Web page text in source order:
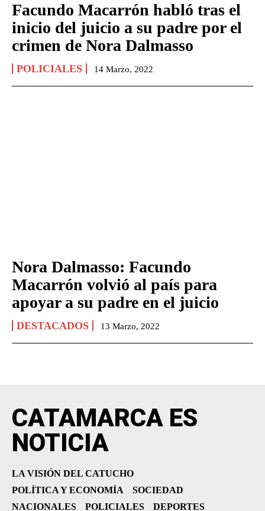
Facundo Macarrón habló tras el
inicio del juicio a su padre por el
crimen de Nora Dalmasso
POLICIALES 14 Marzo, 2022
Nora Dalmasso: Facundo
Macarrón volvió al país para
apoyar a su padre en el juicio
DESTACADOS 13 Marzo, 2022
CATAMARCA ES
NOTICIA
LA VISIÓN DEL CATUCHO
POLÍTICA Y ECONOMÍA
SOCIEDAD
NACIONALES
POLICIALES
DEPORTES